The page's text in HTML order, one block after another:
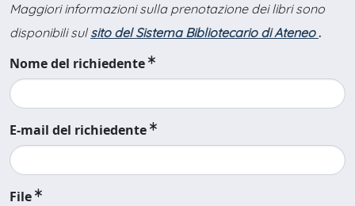
Maggiori informazioni sulla prenotazione dei libri sono
disponibili sul sito del Sistema Bibliotecario di Ateneo .
Nome del richiedente
E-mail del richiedente
File